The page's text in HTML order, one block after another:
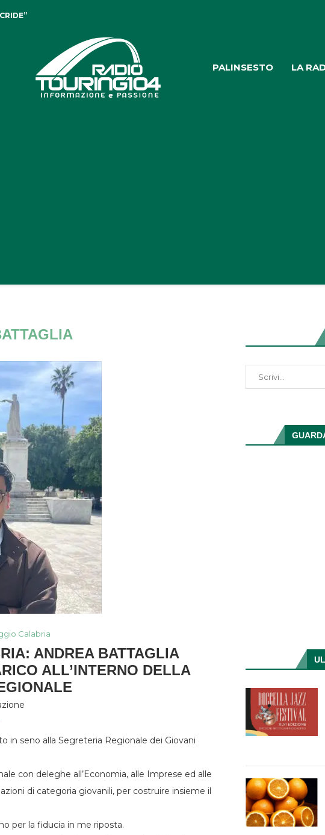
PALINSESTO LA
Calabria
ANDREA BATTAGLIA
ALL’INTERNO DELLA
in seno alla Segreteria Regionale dei Giovani
con deleghe all’Economia, alle Imprese ed alle
di categoria giovanili, per costruire insieme il
per la fiducia in me riposta.